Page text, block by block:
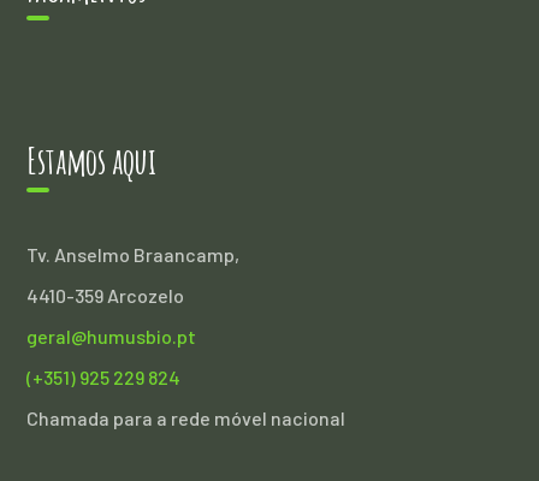
Estamos aqui
Tv. Anselmo Braancamp,
4410-359 Arcozelo
geral@humusbio.pt
(+351) 925 229 824
Chamada para a rede móvel nacional